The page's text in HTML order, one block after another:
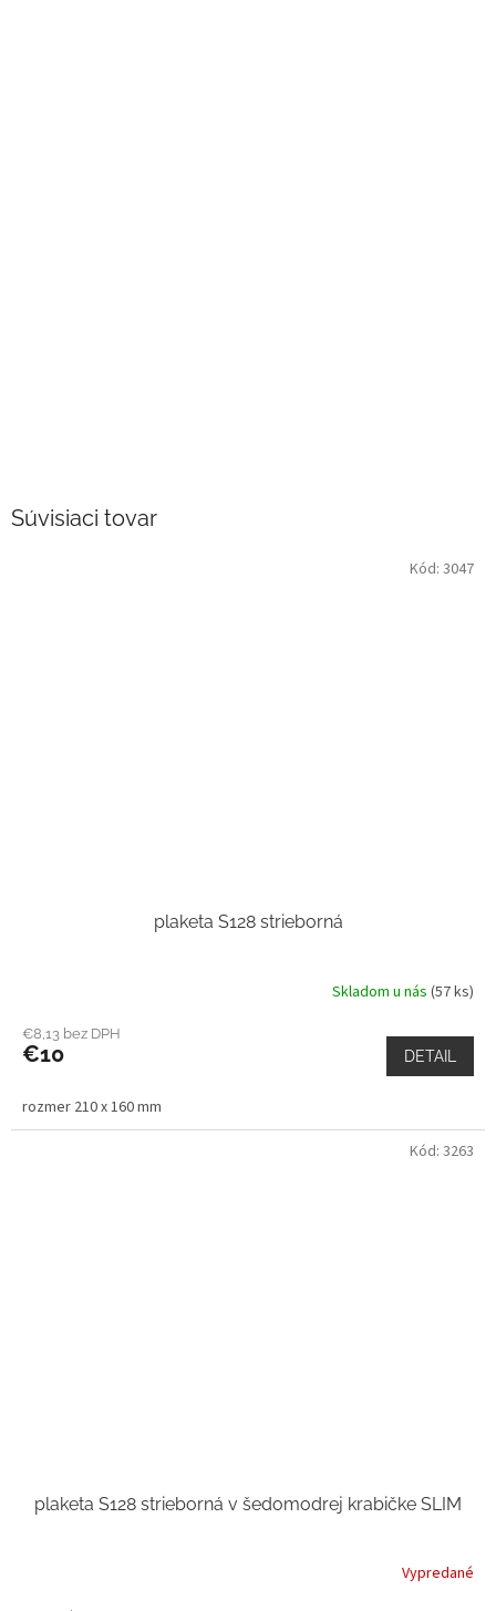
Súvisiaci tovar
plaketa S128 strieborná
Skladom u nás (57 ks)
€8,13 bez DPH
€10 DETAIL
rozmer 210 x 160 mm
Kód: 3047
plaketa S128 strieborná v šedomodrej krabičke SLIM
Vypredané
Kód: 3263